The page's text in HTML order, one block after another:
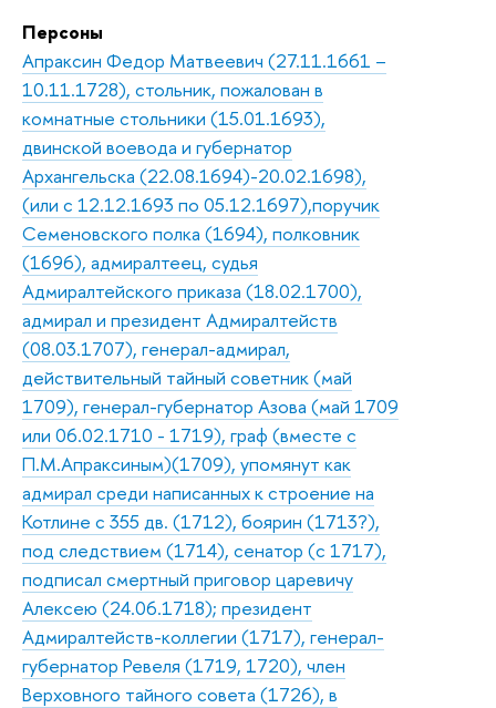
Персоны
Апраксин Федор Матвеевич (27.11.1661 –
10.11.1728), стольник, пожалован в
комнатные стольники (15.01.1693),
двинской воевода и губернатор
Архангельска (22.08.1694)-20.02.1698),
(или с 12.12.1693 по 05.12.1697),поручик
Семеновского полка (1694), полковник
(1696), адмиралтеец, судья
Адмиралтейского приказа (18.02.1700),
адмирал и президент Адмиралтейств
(08.03.1707), генерал-адмирал,
действительный тайный советник (май
1709), генерал-губернатор Азова (май 1709
или 06.02.1710 - 1719), граф (вместе с
П.М.Апраксиным)(1709), упомянут как
адмирал среди написанных к строение на
Котлине с 355 дв. (1712), боярин (1713?),
под следствием (1714), сенатор (с 1717),
подписал смертный приговор царевичу
Алексею (24.06.1718); президент
Адмиралтейств-коллегии (1717), генерал-
губернатор Ревеля (1719, 1720), член
Верховного тайного совета (1726), в